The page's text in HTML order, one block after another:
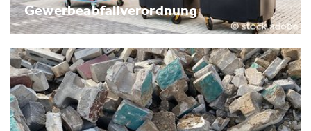
Gewerbeabfallverordnung